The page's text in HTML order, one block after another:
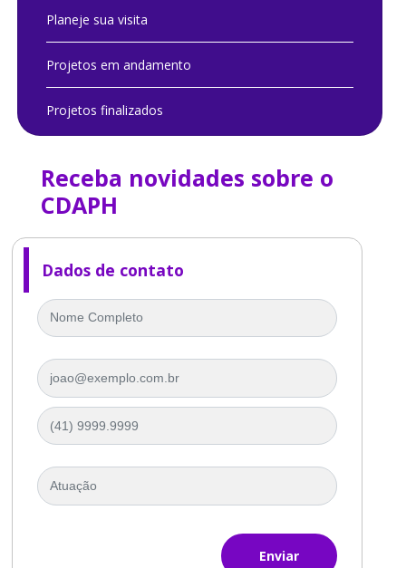
Planeje sua visita
Projetos em andamento
Projetos finalizados
Receba novidades sobre o
CDAPH
Dados de contato
Enviar